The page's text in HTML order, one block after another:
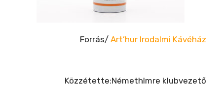
Forrás/ Art’hur Irodalmi Kávéház
Közzétette:NémethImre klubvezető